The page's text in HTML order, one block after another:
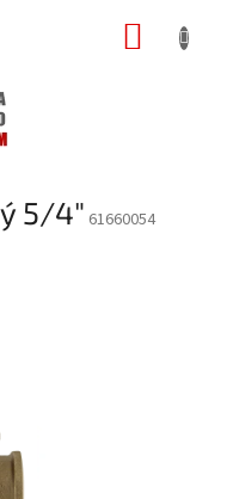
5/4" 61660054